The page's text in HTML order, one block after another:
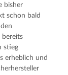
bisher
schon bald
bereits
stieg
erheblich und